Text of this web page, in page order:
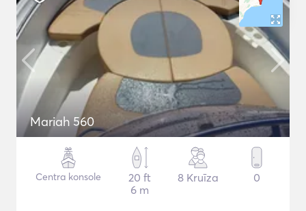
Mariah 560
Centra konsole
20 ft
6 m
8 Kruīza 0